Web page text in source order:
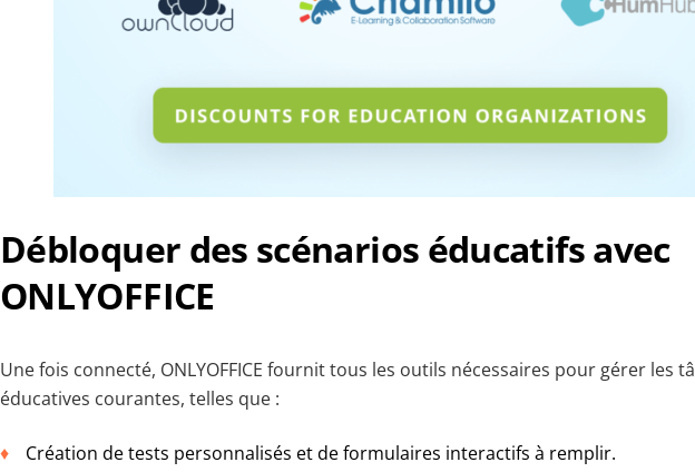
Débloquer des scénarios éducatifs avec
ONLYOFFICE
Une fois connecté, ONLYOFFICE fournit tous les outils nécessaires pour gérer les
éducatives courantes, telles que :
Création de tests personnalisés et de formulaires interactifs à remplir.